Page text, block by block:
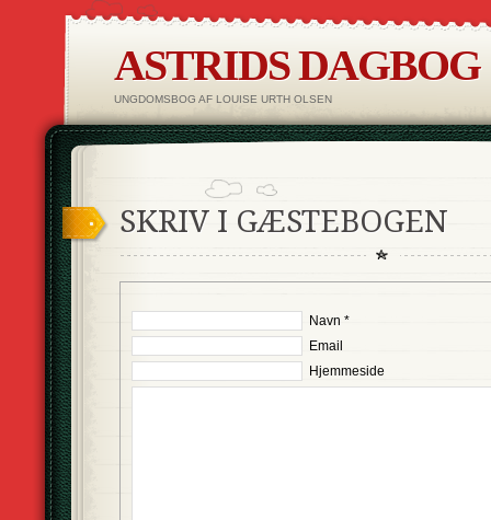
ASTRIDS DAGBOG
UNGDOMSBOG AF LOUISE URTH OLSEN
SKRIV I GÆSTEBOGEN
Navn *
Email
Hjemmeside